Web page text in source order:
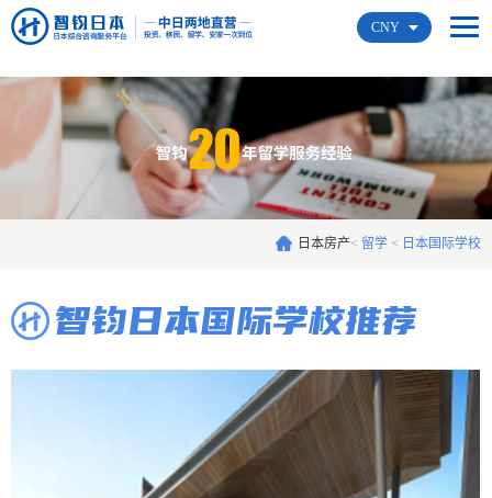
CNY
日本房产< 留学 < 日本国际学校
智钧日本国际学校推荐